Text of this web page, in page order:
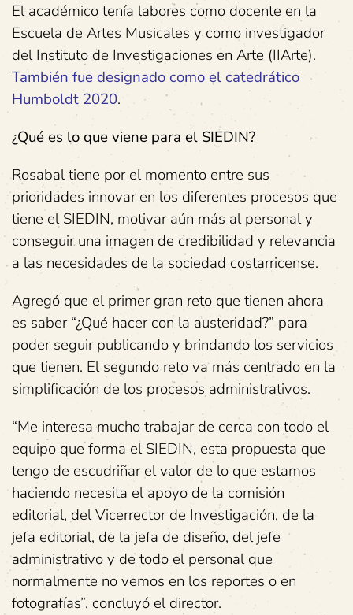
El académico tenía labores como docente en la
Escuela de Artes Musicales y como investigador
del Instituto de Investigaciones en Arte (IIArte).
También fue designado como el catedrático
Humboldt 2020.
¿Qué es lo que viene para el SIEDIN?
Rosabal tiene por el momento entre sus
prioridades innovar en los diferentes procesos que
tiene el SIEDIN, motivar aún más al personal y
conseguir una imagen de credibilidad y relevancia
a las necesidades de la sociedad costarricense.
Agregó que el primer gran reto que tienen ahora
es saber “¿Qué hacer con la austeridad?” para
poder seguir publicando y brindando los servicios
que tienen. El segundo reto va más centrado en la
simplificación de los procesos administrativos.
“Me interesa mucho trabajar de cerca con todo el
equipo que forma el SIEDIN, esta propuesta que
tengo de escudriñar el valor de lo que estamos
haciendo necesita el apoyo de la comisión
editorial, del Vicerrector de Investigación, de la
jefa editorial, de la jefa de diseño, del jefe
administrativo y de todo el personal que
normalmente no vemos en los reportes o en
fotografías”, concluyó el director.